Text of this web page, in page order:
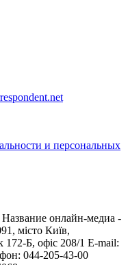
и персональных
онлайн-медиа -
місто Київ,
Б, офіс 208/1 E-mail:
044-205-43-00